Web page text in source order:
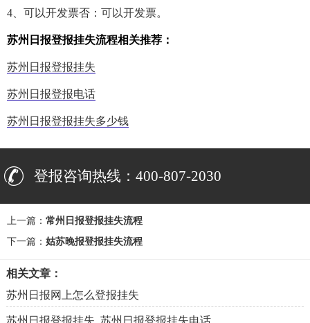
4、可以开发票否：可以开发票。
苏州日报登报挂失流程相关推荐：
苏州日报登报挂失
苏州日报登报电话
苏州日报登报挂失多少钱
登报咨询热线：400-807-2030
上一篇： 常州日报登报挂失流程
下一篇： 姑苏晚报登报挂失流程
相关文章：
苏州日报网上怎么登报挂失